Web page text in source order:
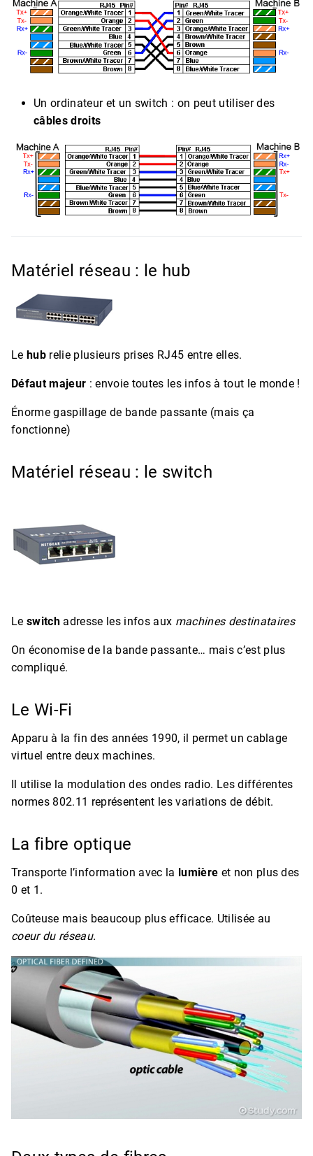
Un ordinateur et un switch : on peut utiliser des
câbles droits
Matériel réseau : le hub
Le hub relie plusieurs prises RJ45 entre elles.
Défaut majeur : envoie toutes les infos à tout le monde !
Énorme gaspillage de bande passante (mais ça
fonctionne)
Matériel réseau : le switch
Le switchadresse les infos aux machines destinataires
On économise de la bande passante… mais c’est plus
compliqué.
Le Wi-Fi
Apparu à la fin des années 1990, il permet un cablage
virtuel entre deux machines.
Il utilise la modulation des ondes radio. Les différentes
normes 802.11 représentent les variations de débit.
La fibre optique
Transporte l’information avec la lumière et non plus des
0 et 1.
Coûteuse mais beaucoup plus efficace. Utilisée au
coeur du réseau.